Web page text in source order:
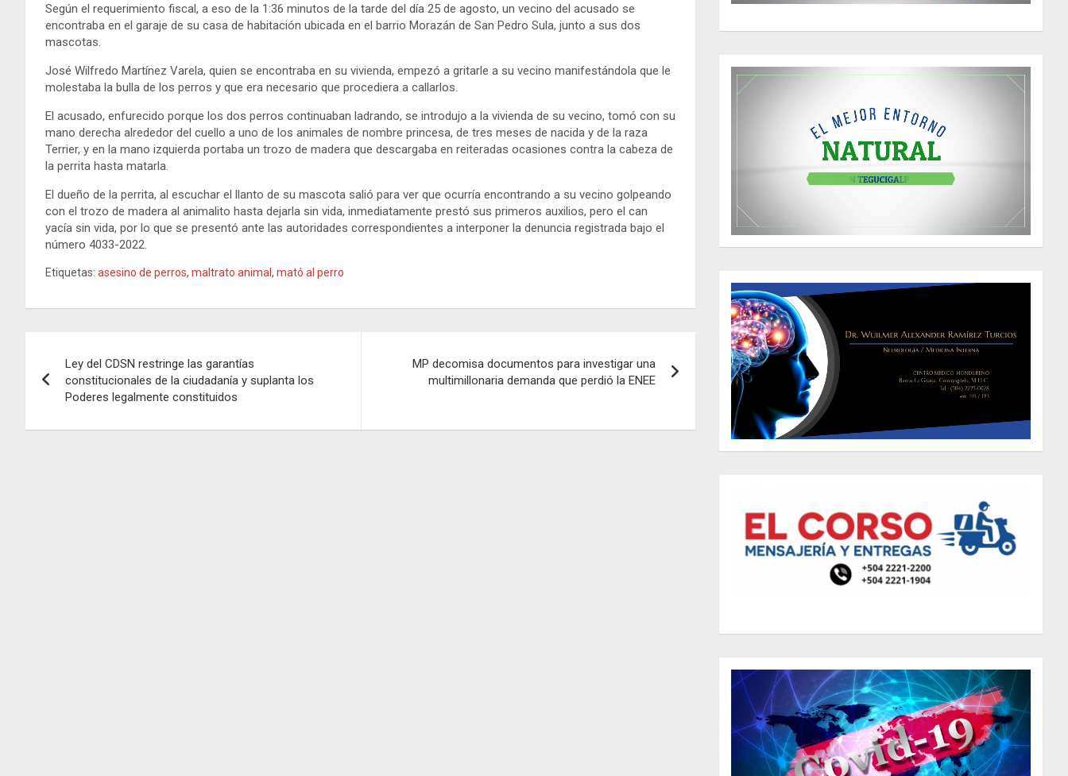
Según el requerimiento fiscal, a eso de la 1:36 minutos de la tarde del día 25 de agosto, un vecino del acusado se
encontraba en el garaje de su casa de habitación ubicada en el barrio Morazán de San Pedro Sula, junto a sus dos
mascotas.
José Wilfredo Martínez Varela, quien se encontraba en su vivienda, empezó a gritarle a su vecino manifestándola que le
molestaba la bulla de los perros y que era necesario que procediera a callarlos.
El acusado, enfurecido porque los dos perros continuaban ladrando, se introdujo a la vivienda de su vecino, tomó con su
mano derecha alrededor del cuello a uno de los animales de nombre princesa, de tres meses de nacida y de la raza
Terrier, y en la mano izquierda portaba un trozo de madera que descargaba en reiteradas ocasiones contra la cabeza de
la perrita hasta matarla.
El dueño de la perrita, al escuchar el llanto de su mascota salió para ver que ocurría encontrando a su vecino golpeando
con el trozo de madera al animalito hasta dejarla sin vida, inmediatamente prestó sus primeros auxilios, pero el can
yacía sin vida, por lo que se presentó ante las autoridades correspondientes a interponer la denuncia registrada bajo el
número 4033-2022.
Etiquetas: asesino de perros, maltrato animal , mató al perro
de
entradas
Ley del CDSN restringe las garantías
constitucionales de la ciudadanía y suplanta los
Poderes legalmente constituidos
MP decomisa documentos para investigar una
multimillonaria demanda que perdió la ENEE